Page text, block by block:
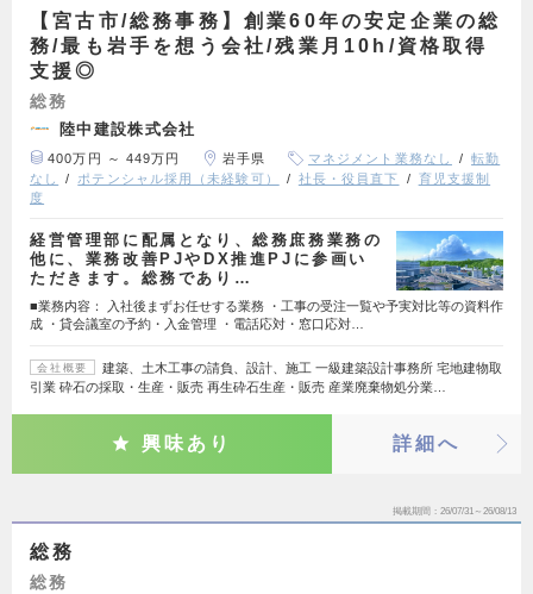
【宮古市/総務事務】創業60年の安定企業の総
務/最も岩手を想う会社/残業月10h/資格取得
支援◎
総務
陸中建設株式会社
400万円 ～ 449万円 岩手県 マネジメント業務なし
転勤
なし
ポテンシャル採用（未経験可） 社長・役員直下
育児支援制
度
経営管理部に配属となり、総務庶務業務の
他に、業務改善PJやDX推進PJに参画い
ただきます。総務であり…
■業務内容： 入社後まずお任せする業務 ・工事の受注一覧や予実対比等の資料作
成 ・貸会議室の予約・入金管理 ・電話応対・窓口応対…
会社概要
建築、土木工事の請負、設計、施工 一級建築設計事務所 宅地建物取
引業 砕石の採取・生産・販売 再生砕石生産・販売 産業廃棄物処分業…
興味あり 詳細へ
掲載期間 26/07/31～26/08/13
総務
総務